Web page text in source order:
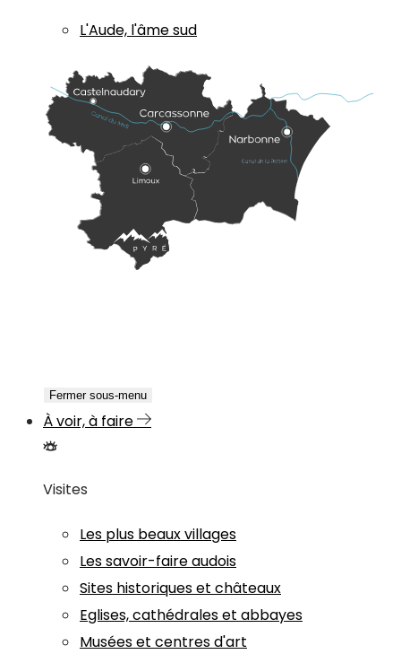
L'Aude, l'âme sud
Fermer sous-menu
À voir, à faire
Visites
Les plus beaux villages
Les savoir-faire audois
Sites historiques et châteaux
Eglises, cathédrales et abbayes
Musées et centres d'art